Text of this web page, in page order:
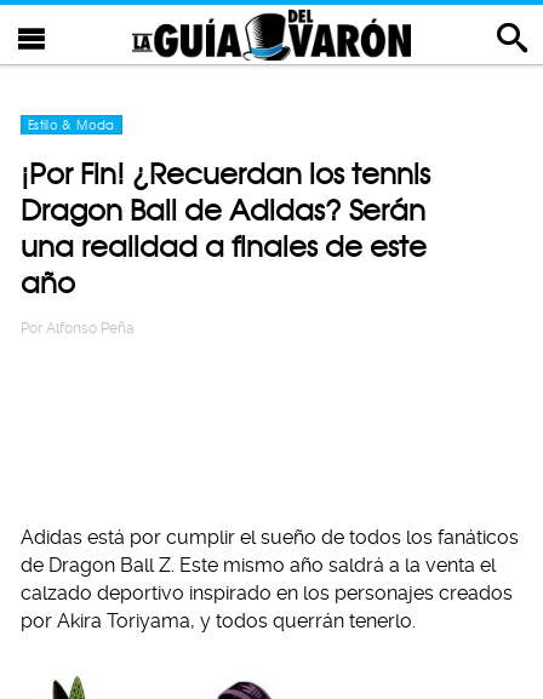
Estilo & Moda
¡Por Fin! ¿Recuerdan los tennis
Dragon Ball de Adidas? Serán
una realidad a finales de este
año
Por Alfonso Peña
Adidas está por cumplir el sueño de todos los fanáticos
de Dragon Ball Z. Este mismo año saldrá a la venta el
calzado deportivo inspirado en los personajes creados
por Akira Toriyama, y todos querrán tenerlo.